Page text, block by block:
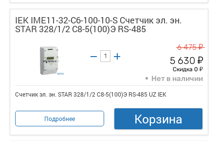
IEK IME11-32-C6-100-10-S Счетчик эл. эн.
STAR 328/1/2 С8-5(100)Э RS-485
6 475у
5 630 у
Скидка 0 у
Нет в наличии
Счетчик эл. эн. STAR 328/1/2 С8-5(100)Э RS-485 UZ IEK
Подробнее Корзина